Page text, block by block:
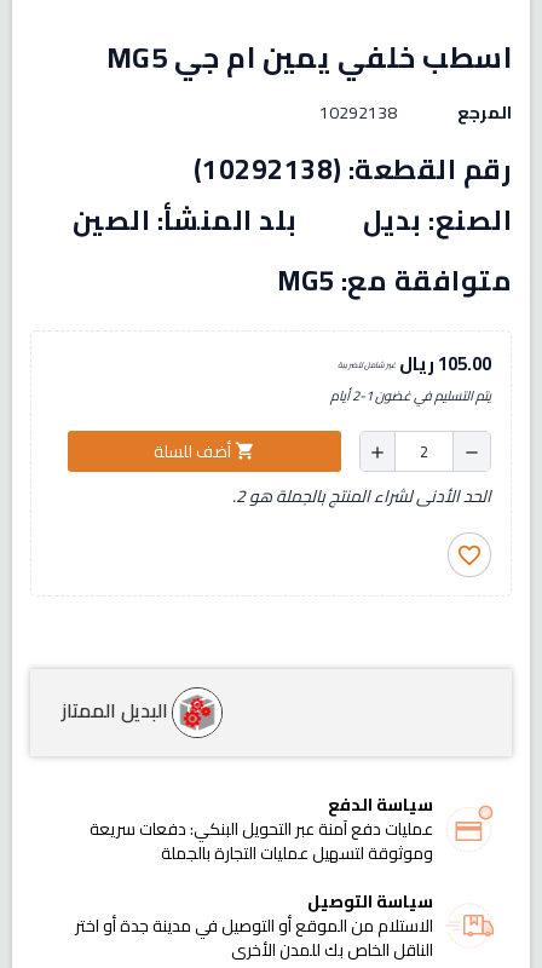
اسطب خلفي يمين ام جي MG5
المرجع 10292138
رقم القطعة: (10292138)
الصنع: بديل بلد المنشأ: الصين
متوافقة مع: MG5
105.00 ريال غير شامل للضريبة
يتم التسليم في غضون 1-2 أيام
remove
add
shopping_cartأضف للسلة
الحد الأدنى لشراء المنتج بالجملة هو 2.
favorite_border
البديل الممتاز
سياسة الدفع
عمليات دفع آمنة عبر التحويل البنكي: دفعات سريعة
وموثوقة لتسهيل عمليات التجارة بالجملة
سياسة التوصيل
الاستلام من الموقع أو التوصيل في مدينة جدة أو اختر
الناقل الخاص بك للمدن الأخرى